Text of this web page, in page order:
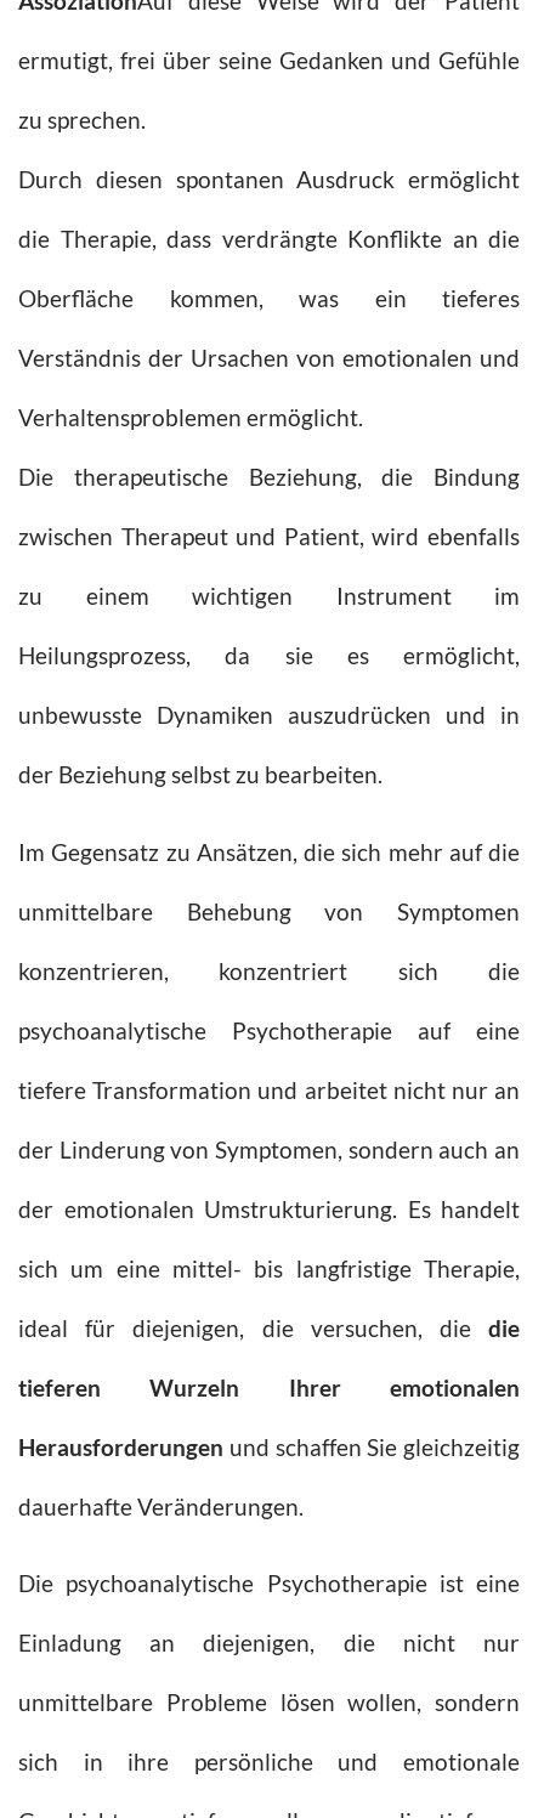
ermutigt, frei über seine Gedanken und Gefühle
zu sprechen.
Durch diesen spontanen Ausdruck ermöglicht
die Therapie, dass verdrängte Konflikte an die
Oberfläche kommen, was ein tieferes
Verständnis der Ursachen von emotionalen und
Verhaltensproblemen ermöglicht.
Die therapeutische Beziehung, die Bindung
zwischen Therapeut und Patient, wird ebenfalls
zu einem wichtigen Instrument im
Heilungsprozess, da sie es ermöglicht,
unbewusste Dynamiken auszudrücken und in
der Beziehung selbst zu bearbeiten.
Im Gegensatz zu Ansätzen, die sich mehr auf die
unmittelbare Behebung von Symptomen
konzentrieren, konzentriert sich die
psychoanalytische Psychotherapie auf eine
tiefere Transformation und arbeitet nicht nur an
der Linderung von Symptomen, sondern auch an
der emotionalen Umstrukturierung. Es handelt
sich um eine mittel- bis langfristige Therapie,
ideal für diejenigen, die versuchen, die die
tieferen Wurzeln Ihrer emotionalen
Herausforderungen und schaffen Sie gleichzeitig
dauerhafte Veränderungen.
Die psychoanalytische Psychotherapie ist eine
Einladung an diejenigen, die nicht nur
unmittelbare Probleme lösen wollen, sondern
sich in ihre persönliche und emotionale